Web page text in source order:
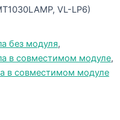
VL-LP6)
без модуля,
в совместимом модуле,
в совместимом модуле